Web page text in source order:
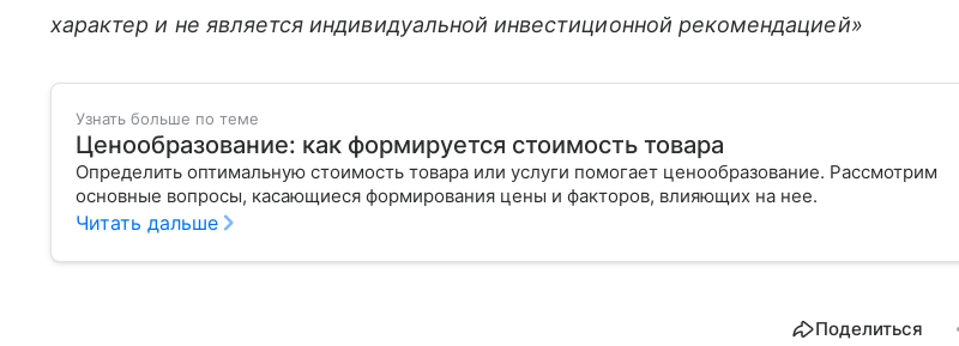
характер и не является индивидуальной инвестиционной рекомендацией»
Узнать больше по теме
Ценообразование: как формируется стоимость товара
Определить оптимальную стоимость товара или услуги помогает ценообразование. Рассмотрим
основные вопросы, касающиеся формирования цены и факторов, влияющих на нее.
Читать дальше
Поделиться